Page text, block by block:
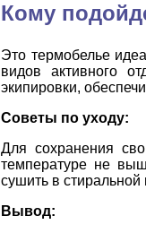
Кому
Это термобелье
видов активного
экипировки,
Советы по уходу:
Для сохранения
температуре не
сушить в
Вывод: